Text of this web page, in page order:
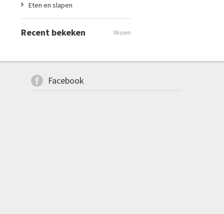
Eten en slapen
Recent bekeken Wissen
Facebook